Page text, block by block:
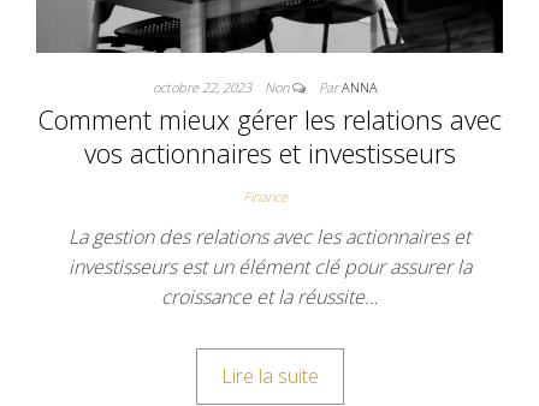
octobre 22, 2023 Non ParANNA
Comment mieux gérer les relations avec
vos actionnaires et investisseurs
Finance
La gestion des relations avec les actionnaires et
investisseurs est un élément clé pour assurer la
croissance et la réussite…
Lire la suite